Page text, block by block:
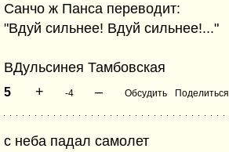
Санчо ж Панса переводит:
"Вдуй сильнее! Вдуй сильнее!..."
ВДульсинея Тамбовская
5 + -4 – Обсудить Поделиться
с неба падал самолет